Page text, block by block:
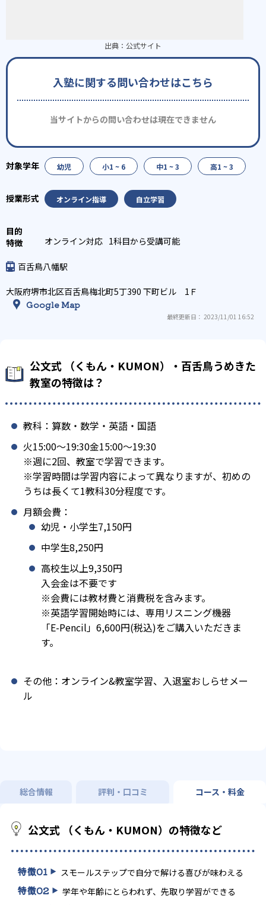
出典： 公式サイト
入塾に関する問い合わせはこちら
当サイトからの問い合わせは現在できません
幼児 小1 ~ 6 中1 ~ 3 高1 ~ 3
オンライン指導 自立学習
オンライン対応 1科目から受講可能
百舌鳥八幡駅
大阪府堺市北区百舌鳥梅北町5丁390 下町ビル 1Ｆ
Google Map
最終更新日： 2023/11/01 16:52
公文式 （くもん・KUMON）・百舌鳥うめきた
教室の特徴は？
教科：算数・数学・英語・国語
火15:00〜19:30金15:00〜19:30
※週に2回、教室で学習できます。
※学習時間は学習内容によって異なりますが、初めの
うちは長くて1教科30分程度です。
月額会費：
幼児・小学生7,150円
中学生8,250円
高校生以上9,350円
入会金は不要です
※会費には教材費と消費税を含みます。
※英語学習開始時には、専用リスニング機器
「E-Pencil」6,600円(税込)をご購入いただきま
す。
その他：オンライン&教室学習、入退室おしらせメー
ル
総合情報 評判・口コミ コース・料金
公文式 （くもん・KUMON）の特徴など
特徴01 スモールステップで自分で解ける喜びが味わえる
特徴02 学年や年齢にとらわれず、先取り学習ができる